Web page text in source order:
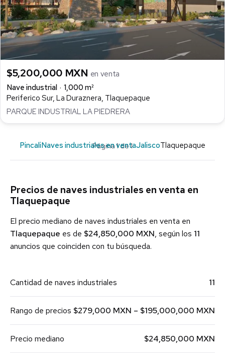
$5,200,000 MXN en venta
Nave industrial
1,000 m²
Periferico Sur, La Duraznera, Tlaquepaque
PARQUE INDUSTRIAL LA PIEDRERA
Página 1 de 1
PincaliNaves industriales en ventaJaliscoTlaquepaque
Precios de naves industriales en venta en
Tlaquepaque
El precio mediano de naves industriales en venta en
Tlaquepaque es de $24,850,000 MXN, según los 11
anuncios que coinciden con tu búsqueda.
Cantidad de naves industriales 11
Rango de precios $279,000 MXN – $195,000,000 MXN
Precio mediano $24,850,000 MXN